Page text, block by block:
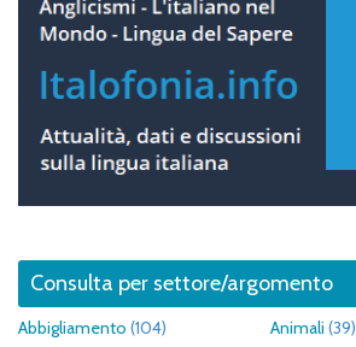
Consulta per settore/argomento
Abbigliamento (104) Animali (39)